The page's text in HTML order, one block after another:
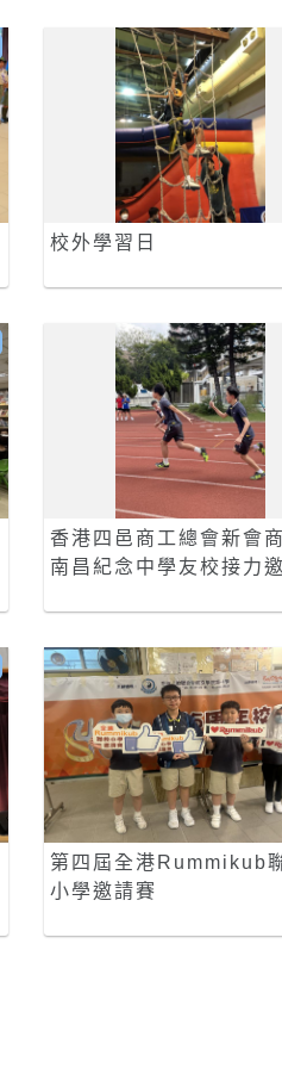
校外學習日
香港四邑商工總會新會
南昌紀念中學友校接力
第四屆全港Rummikub
小學邀請賽